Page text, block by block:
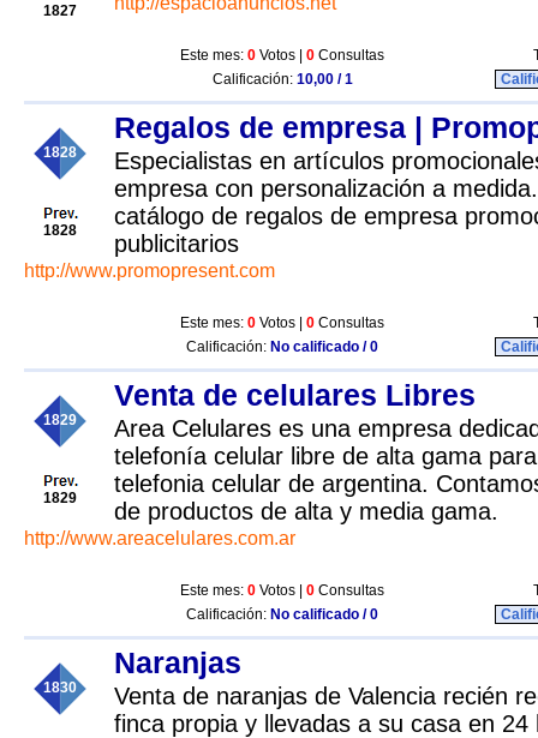
1827
Este mes: 0 Votos | 0 Consultas
Calificación: 10,00 / 1
1828
1828
Regalos de empresa |
Especialistas en artículos
empresa con personalización a
catálogo de regalos de empresa
publicitarios
http://www.promopresent.com
Este mes: 0 Votos | 0 Consultas
Calificación: No calificado / 0
1829
1829
Venta de celulares Libres
Area Celulares es una empresa
telefonía celular libre de alta gama
telefonia celular de argentina.
de productos de alta y media gama.
http://www.areacelulares.com.ar
Este mes: 0 Votos | 0 Consultas
Calificación: No calificado / 0
1830
Naranjas
Venta de naranjas de Valencia recién
finca propia y llevadas a su casa en 24